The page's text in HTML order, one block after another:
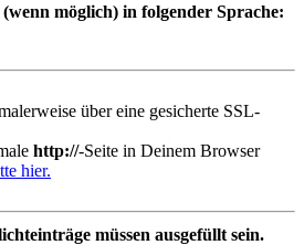
möglich) in folgender Sprache:
über eine gesicherte SSL-
http://-Seite in Deinem Browser
hier.
müssen ausgefüllt sein.